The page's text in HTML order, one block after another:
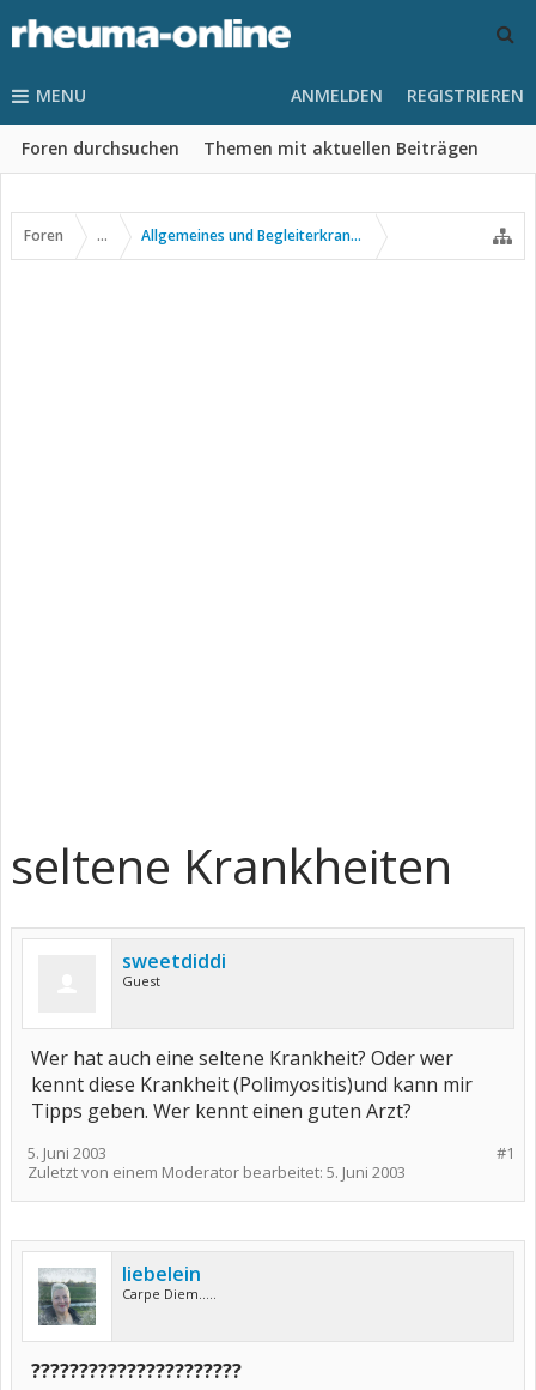
MENU
Foren durchsuchen Themen mit aktuellen Beiträgen
ANMELDEN REGISTRIEREN
Foren ... Allgemeines und Begleiterkrankungen
seltene Krankheiten
sweetdiddi
Guest
Wer hat auch eine seltene Krankheit? Oder wer
kennt diese Krankheit (Polimyositis)und kann mir
Tipps geben. Wer kennt einen guten Arzt?
#1
5. Juni 2003
Zuletzt von einem Moderator bearbeitet: 5. Juni 2003
liebelein
Carpe Diem.....
??????????????????????